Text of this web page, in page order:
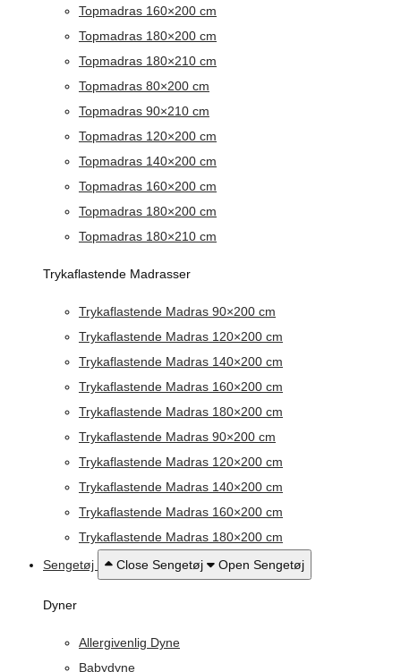
Topmadras 160×200 cm
Topmadras 180×200 cm
Topmadras 180×210 cm
Topmadras 80×200 cm
Topmadras 90×210 cm
Topmadras 120×200 cm
Topmadras 140×200 cm
Topmadras 160×200 cm
Topmadras 180×200 cm
Topmadras 180×210 cm
Trykaflastende Madrasser
Trykaflastende Madras 90×200 cm
Trykaflastende Madras 120×200 cm
Trykaflastende Madras 140×200 cm
Trykaflastende Madras 160×200 cm
Trykaflastende Madras 180×200 cm
Trykaflastende Madras 90×200 cm
Trykaflastende Madras 120×200 cm
Trykaflastende Madras 140×200 cm
Trykaflastende Madras 160×200 cm
Trykaflastende Madras 180×200 cm
Sengetøj
Close Sengetøj Open Sengetøj
Dyner
Allergivenlig Dyne
Babydyne